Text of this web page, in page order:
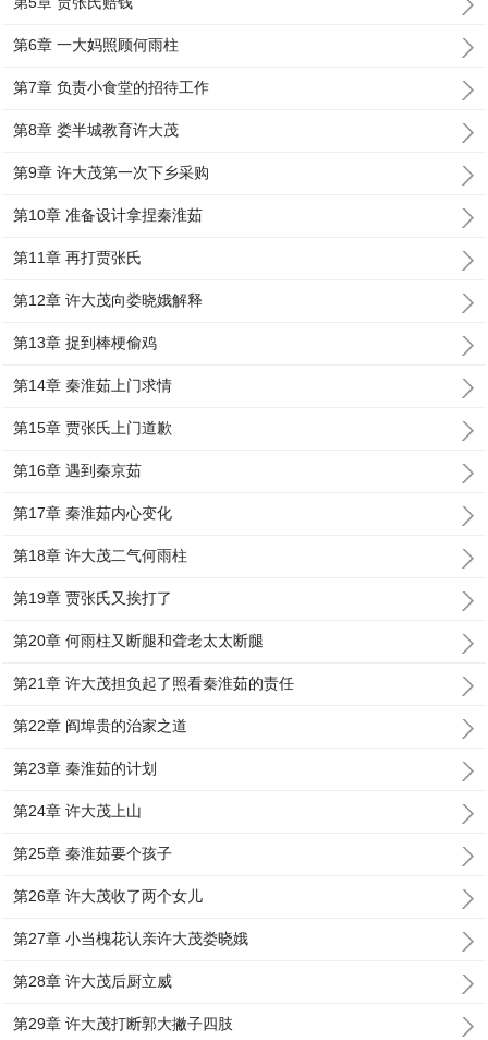
第6章 一大妈照顾何雨柱
第7章 负责小食堂的招待工作
第8章 娄半城教育许大茂
第9章 许大茂第一次下乡采购
第10章 准备设计拿捏秦淮茹
第11章 再打贾张氏
第12章 许大茂向娄晓娥解释
第13章 捉到棒梗偷鸡
第14章 秦淮茹上门求情
第15章 贾张氏上门道歉
第16章 遇到秦京茹
第17章 秦淮茹内心变化
第18章 许大茂二气何雨柱
第19章 贾张氏又挨打了
第20章 何雨柱又断腿和聋老太太断腿
第21章 许大茂担负起了照看秦淮茹的责任
第22章 阎埠贵的治家之道
第23章 秦淮茹的计划
第24章 许大茂上山
第25章 秦淮茹要个孩子
第26章 许大茂收了两个女儿
第27章 小当槐花认亲许大茂娄晓娥
第28章 许大茂后厨立威
第29章 许大茂打断郭大撇子四肢